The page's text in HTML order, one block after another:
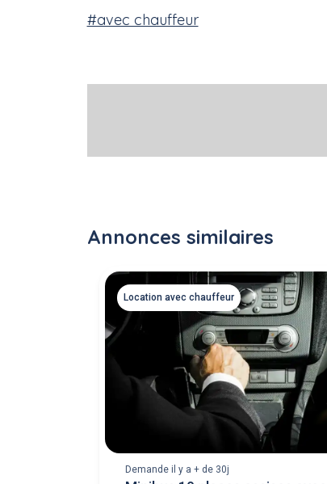
#avec chauffeur
Annonces similaires
Location avec chauffeur
Demande il y a + de 30j